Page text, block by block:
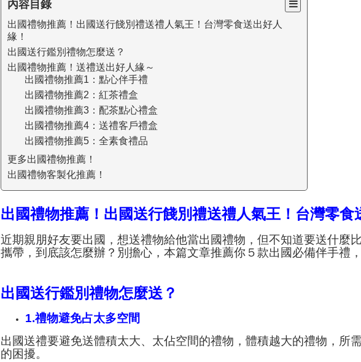
內容目錄
出國禮物推薦！出國送行餞別禮送禮人氣王！台灣零食送出好人
緣！
出國送行鑑別禮物怎麼送？
出國禮物推薦！送禮送出好人緣～
出國禮物推薦1：點心伴手禮
出國禮物推薦2：紅茶禮盒
出國禮物推薦3：配茶點心禮盒
出國禮物推薦4：送禮客戶禮盒
出國禮物推薦5：全素食禮品
更多出國禮物推薦！
出國禮物客製化推薦！
出國禮物推薦！出國送行餞別禮送禮人氣王！台灣零食
近期親朋好友要出國，想送禮物給他當出國禮物，但不知道要送什麼
攜帶，到底該怎麼辦？別擔心，本篇文章推薦你５款出國必備伴手禮
出國送行鑑別禮物怎麼送？
1.禮物避免占太多空間
出國送禮要避免送體積太大、太佔空間的禮物，體積越大的禮物，所
的困擾。